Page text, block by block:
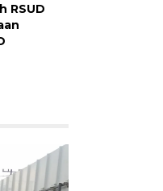
RSUD